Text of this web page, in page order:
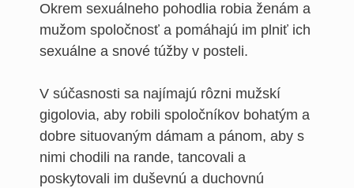
Okrem sexuálneho pohodlia robia ženám a
mužom spoločnosť a pomáhajú im plniť ich
sexuálne a snové túžby v posteli.
V súčasnosti sa najímajú rôzni mužskí
gigolovia, aby robili spoločníkov bohatým a
dobre situovaným dámam a pánom, aby s
nimi chodili na rande, tancovali a
poskytovali im duševnú a duchovnú